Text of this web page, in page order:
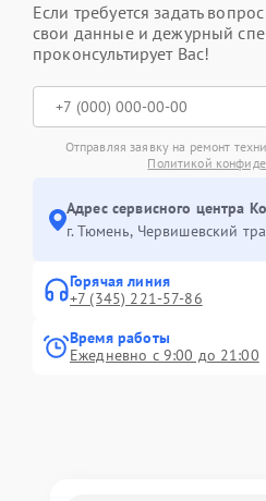
Если требуется задать
свои данные и дежурный
проконсультирует Вас!
Отправляя заявку на ремонт
Политикой
Адрес сервисного центра
г. Тюмень, ​Червишевский
Горячая линия
+7 (345) 221-57-86
Время работы
Ежедневно с 9:00 до 21:00